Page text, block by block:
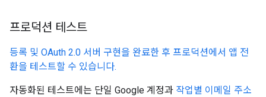
프로덕션 테스트
등록 및 OAuth 2.0 서버 구현을 완료한 후 프로덕션에서 앱 전
환을 테스트할 수 있습니다.
자동화된 테스트에는 단일 Google 계정과 작업별 이메일 주소